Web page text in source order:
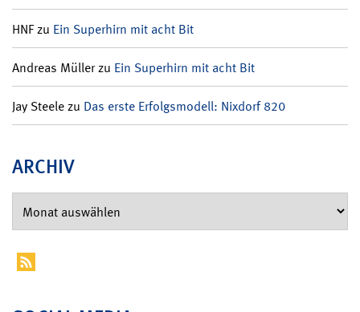
HNFzu Ein Superhirn mit acht Bit
Andreas Müllerzu Ein Superhirn mit acht Bit
Jay Steelezu Das erste Erfolgsmodell: Nixdorf 820
ARCHIV